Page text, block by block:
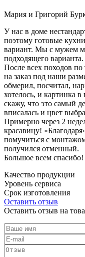
Мария и Григорий
У нас в доме
поэтому готовые
вариант. Мы с мужем
подходящего варианта.
После всех походов
на заказ под наши
обмерил, посчитал,
хотелось, и картинка
скажу, что это самый
вписалась и цвет
Примерно через 2
красавицу!
помучиться с
получился отменный.
Большое всем
Качество продукции
Уровень сервиса
Срок изготовления
Оставить отзыв
Оставить отзыв на